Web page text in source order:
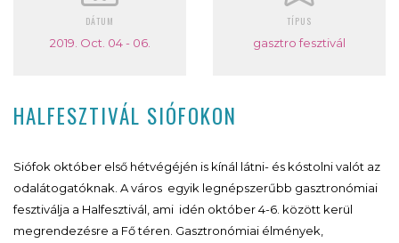
DÁTUM
2019. Oct. 04 - 06.
TÍPUS
gasztro fesztivál
HALFESZTIVÁL SIÓFOKON
Siófok október első hétvégéjén is kínál látni- és kóstolni valót az
odalátogatóknak. A város egyik legnépszerűbb gasztronómiai
fesztiválja a Halfesztivál, ami idén október 4-6. között kerül
megrendezésre a Fő téren. Gasztronómiai élmények,